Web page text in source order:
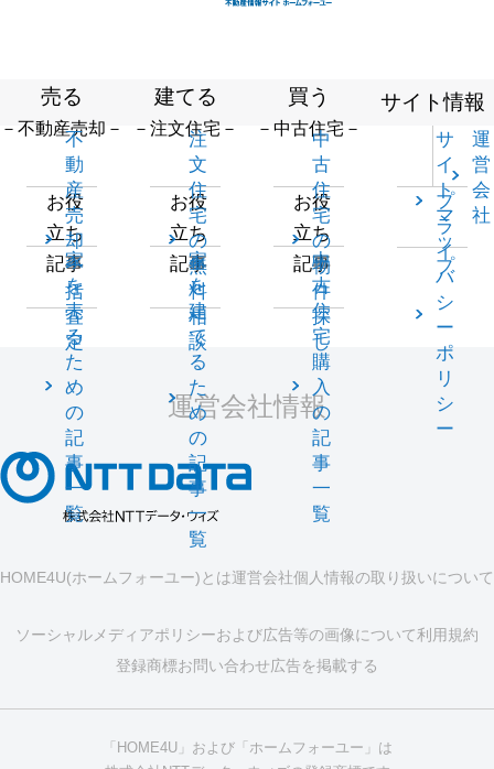
売る
－不動産売却－
不
動
産
売
却
一
括
査
定
お役
立ち
記事
家
を
売
る
た
め
の
記
事
一
覧
建てる
－注文住宅－
注
文
住
宅
の
無
料
相
談
お役
立ち
記事
家
を
建
て
る
た
め
の
記
事
一
覧
買う
－中古住宅－
中
古
住
宅
の
物
件
探
し
お役
立ち
記事
中
古
住
宅
購
入
の
記
事
一
覧
サイト情報
サ
イ
ト
マ
ッ
プ
運
営
会
社
プ
ラ
イ
バ
シ
ー
ポ
リ
シ
ー
運営会社情報
HOME4U(ホームフォーユー)とは運営会社個人情報の取り扱いについて
ソーシャルメディアポリシーおよび広告等の画像について利用規約
登録商標お問い合わせ広告を掲載する
「HOME4U」および「ホームフォーユー」は